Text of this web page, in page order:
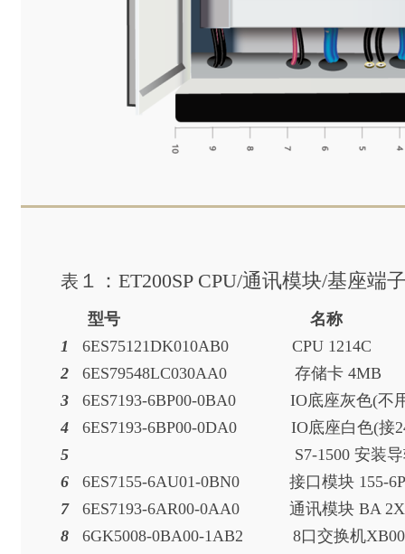
型号 名
1 6ES75121DK010AB0
2 6ES79548LC030AA0 存
3 6ES7193-6BP00-0BA0
IO底座灰
4 6ES7193-6BP00-0DA0
IO底座白
5 S7-1500 安
6 6ES7155-6AU01-0BN0 接口模块
76ES7193-6AR00-0AA0 通讯模
8 6GK5008-0BA00-1AB2 8口
表 １：ET200SP CPU/通讯模块/基座端